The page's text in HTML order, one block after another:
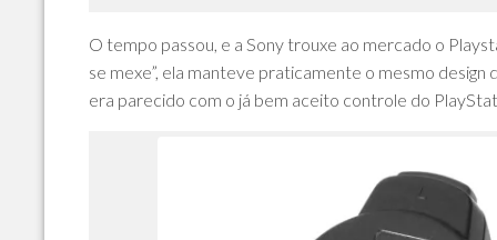
O tempo passou, e a Sony trouxe ao mercado o
se mexe”, ela manteve praticamente o mesmo
era parecido com o já bem aceito controle do